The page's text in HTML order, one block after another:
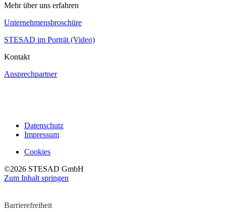
Mehr über uns erfahren
Unternehmensbroschüre
STESAD im Porträt (Video)
Kontakt
Ansprechpartner
Datenschutz
Impressum
Cookies
©2026 STESAD GmbH
Zum Inhalt springen
Barrierefreiheit